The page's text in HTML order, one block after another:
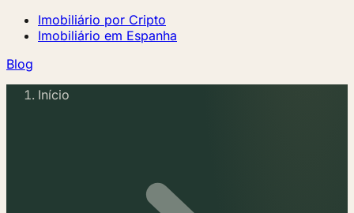
Imobiliário por Cripto
Imobiliário em Espanha
Blog
Início